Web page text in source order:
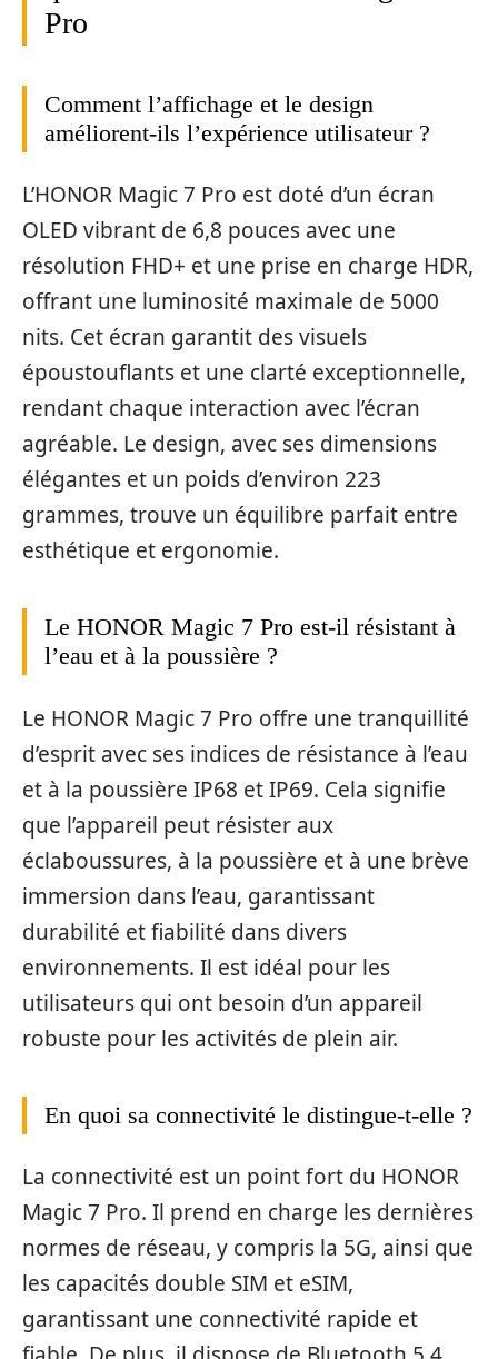
Pro
Comment l’affichage et le design
améliorent-ils l’expérience utilisateur ?
L’HONOR Magic 7 Pro est doté d’un écran
OLED vibrant de 6,8 pouces avec une
résolution FHD+ et une prise en charge HDR,
offrant une luminosité maximale de 5000
nits. Cet écran garantit des visuels
époustouflants et une clarté exceptionnelle,
rendant chaque interaction avec l’écran
agréable. Le design, avec ses dimensions
élégantes et un poids d’environ 223
grammes, trouve un équilibre parfait entre
esthétique et ergonomie.
Le HONOR Magic 7 Pro est-il résistant à
l’eau et à la poussière ?
Le HONOR Magic 7 Pro offre une tranquillité
d’esprit avec ses indices de résistance à l’eau
et à la poussière IP68 et IP69. Cela signifie
que l’appareil peut résister aux
éclaboussures, à la poussière et à une brève
immersion dans l’eau, garantissant
durabilité et fiabilité dans divers
environnements. Il est idéal pour les
utilisateurs qui ont besoin d’un appareil
robuste pour les activités de plein air.
En quoi sa connectivité le distingue-t-elle ?
La connectivité est un point fort du HONOR
Magic 7 Pro. Il prend en charge les dernières
normes de réseau, y compris la 5G, ainsi que
les capacités double SIM et eSIM,
garantissant une connectivité rapide et